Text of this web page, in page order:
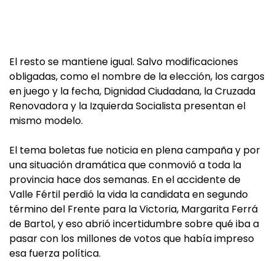
El resto se mantiene igual. Salvo modificaciones
obligadas, como el nombre de la elección, los cargos
en juego y la fecha, Dignidad Ciudadana, la Cruzada
Renovadora y la Izquierda Socialista presentan el
mismo modelo.
El tema boletas fue noticia en plena campaña y por
una situación dramática que conmovió a toda la
provincia hace dos semanas. En el accidente de
Valle Fértil perdió la vida la candidata en segundo
término del Frente para la Victoria, Margarita Ferrá
de Bartol, y eso abrió incertidumbre sobre qué iba a
pasar con los millones de votos que había impreso
esa fuerza política.